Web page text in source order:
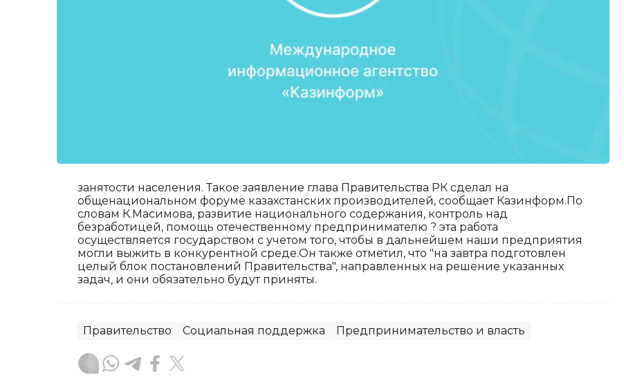
занятости населения. Такое заявление глава Правительства РК сделал на
общенациональном форуме казахстанских производителей, сообщает Казинформ.По
словам К.Масимова, развитие национального содержания, контроль над
безработицей, помощь отечественному предпринимателю ? эта работа
осуществляется государством с учетом того, чтобы в дальнейшем наши предприятия
могли выжить в конкурентной среде.Он также отметил, что "на завтра подготовлен
целый блок постановлений Правительства", направленных на решение указанных
задач, и они обязательно будут приняты.
Правительство Социальная поддержка Предпринимательство и власть